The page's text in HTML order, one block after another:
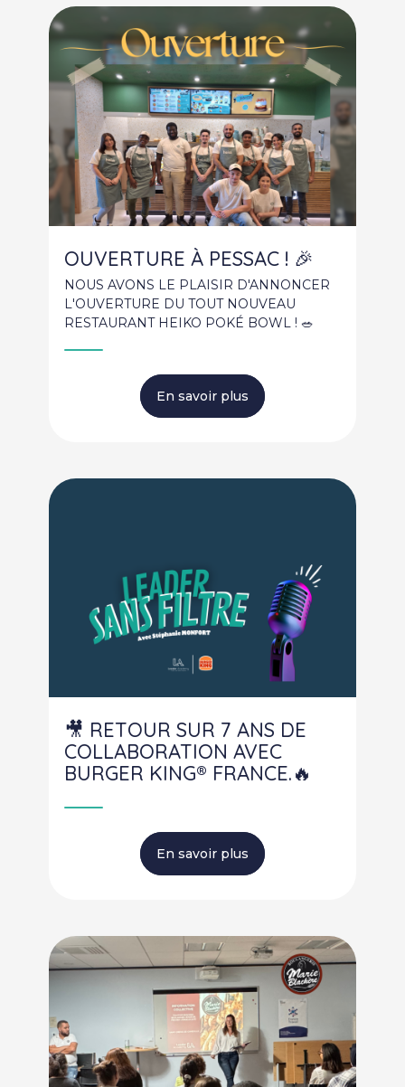
OUVERTURE À PESSAC ! 🎉
NOUS AVONS LE PLAISIR D'ANNONCER
L'OUVERTURE DU TOUT NOUVEAU
RESTAURANT HEIKO POKÉ BOWL ! 🥗
En savoir plus
🎥 RETOUR SUR 7 ANS DE
COLLABORATION AVEC
BURGER KING® FRANCE.🔥
En savoir plus